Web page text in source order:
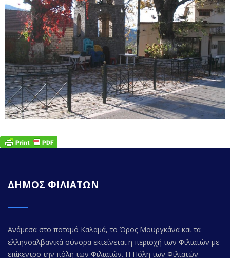
ΔΗΜΟΣ ΦΙΛΙΑΤΩΝ
Ανάμεσα στο ποταμό Καλαμά, το Όρος Μουργκάνα και τα
ελληνοαλβανικά σύνορα εκτείνεται η περιοχή των Φιλιατών με
επίκεντρο την πόλη των Φιλιατών. Η Πόλη των Φιλιατών